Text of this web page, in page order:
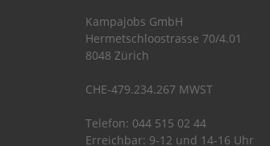
Kampajobs GmbH
Hermetschloostrasse 70/4.01
8048 Zürich
CHE-479.234.267 MWST
Telefon: 044 515 02 44
Erreichbar: 9-12 und 14-16 Uhr